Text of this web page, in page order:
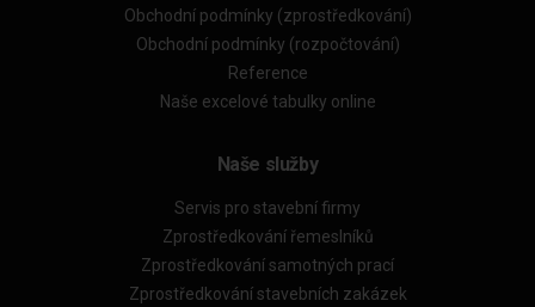
Obchodní podmínky (zprostředkování)
Obchodní podmínky (rozpočtování)
Reference
Naše excelové tabulky online
Naše služby
Servis pro stavební firmy
Zprostředkování řemeslníků
Zprostředkování samotných prací
Zprostředkování stavebních zakázek